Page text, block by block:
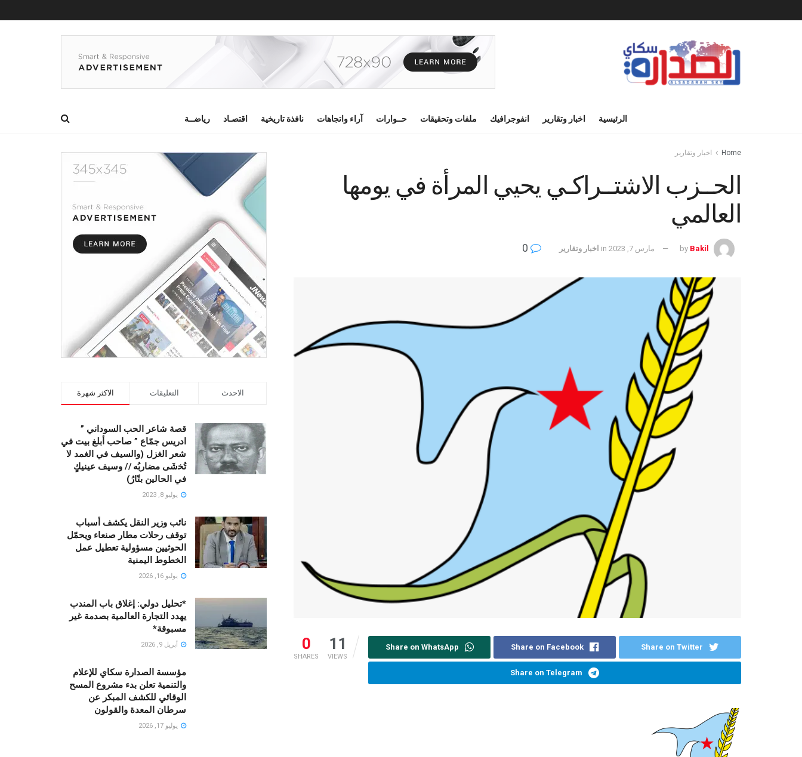
الرئيسية اخبار وتقارير انفوجرافيك ملفات وتحقيقات حــوارات آراء واتجاهات نافذة تاريخية اقتصـاد رياضــة
Home اخبار وتقارير
الحــزب الاشتــراكـي يحيي المرأة في يومها
العالمي
by Bakil مارس 7, 2023 in اخبار وتقارير
0
SHARES
11
VIEWS
Share on Twitter
Share on Facebook
Share on WhatsApp
Share on Telegram
الاكثر شهرة التعليقات الاحدث
قصة شاعر الحب السوداني ”
ادريس جمّاع ” صاحب أبلغ بيت في
شعر الغزل (وﺍﻟﺴﻴﻒ ﻓﻲ الغمد ﻻ
ﺗُﺨشَى مضاربُه // ﻭﺳﻴﻒ ﻋﻴﻨﻴﻚٍ
ﻓﻲ ﺍﻟﺤﺎﻟﻴﻦ ﺑﺘّﺎﺭُ)
يوليو 8, 2023
نائب وزير النقل يكشف أسباب
توقف رحلات مطار صنعاء ويحمّل
الحوثيين مسؤولية تعطيل عمل
الخطوط اليمنية
يوليو 16, 2026
*تحليل دولي: إغلاق باب المندب
يهدد التجارة العالمية بصدمة غير
مسبوقة*
أبريل 9, 2026
مؤسسة الصدارة سكاي للإعلام
والتنمية تعلن بدء مشروع المسح
الوقائي للكشف المبكر عن
سرطان المعدة والقولون
يوليو 17, 2026